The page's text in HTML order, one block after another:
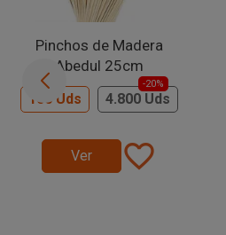
Pinchos de Madera
Abedul 25cm
100 Uds 4.800 Uds
-20%
Ver favorite_border